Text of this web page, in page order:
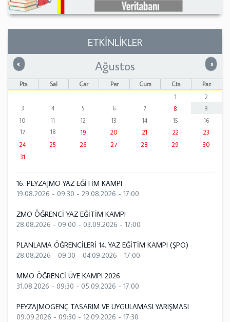
ETKİNLİKLER
« Önceki »
Ağustos
Pts Sal Çar Per Cum Cts
Paz
1
2
3
4 5 6 7 8
9
10
11 12 13 14 15
16
17
18 19 20 21 22
23
24
25 26 27 28 29
30
31
16. PEYZAJMO YAZ EĞİTİM KAMPI
19.08.2026 - 09:30 - 29.08.2026 - 17:00
ZMO ÖĞRENCİ YAZ EĞİTİM KAMPI
28.08.2026 - 09:00 - 03.09.2026 - 17:00
PLANLAMA ÖĞRENCİLERİ 14. YAZ EĞİTİM KAMPI (ŞPO)
28.08.2026 - 09:30 - 04.09.2026 - 17:00
MMO ÖĞRENCİ ÜYE KAMPI 2026
31.08.2026 - 09:30 - 05.09.2026 - 17:00
PEYZAJMOGENÇ TASARIM VE UYGULAMASI YARIŞMASI
09.09.2026 - 09:30 - 12.09.2026 - 17:30